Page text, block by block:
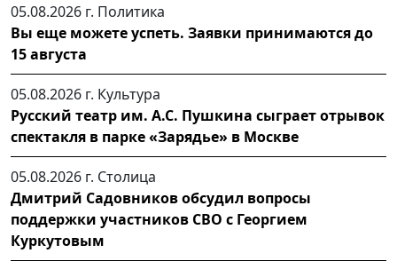
05.08.2026 г. Политика
Вы еще можете успеть. Заявки принимаются до
15 августа
05.08.2026 г. Культура
Русский театр им. А.С. Пушкина сыграет отрывок
спектакля в парке «Зарядье» в Москве
05.08.2026 г. Столица
Дмитрий Садовников обсудил вопросы
поддержки участников СВО с Георгием
Куркутовым